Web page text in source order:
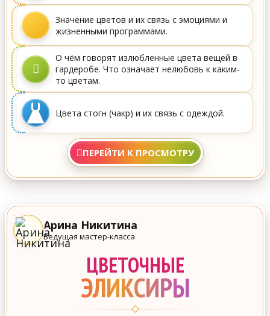
Значение цветов и их связь с эмоциями и
жизненными программами.
О чём говорят излюбленные цвета вещей в
гардеробе. Что означает нелюбовь к каким-
то цветам.
Цвета стогн (чакр) и их связь с одеждой.
ПЕРЕЙТИ К ПРОСМОТРУ
Арина Никитина
Ведущая мастер-класса
ЦВЕТОЧНЫЕ
ЭЛИКСИРЫ